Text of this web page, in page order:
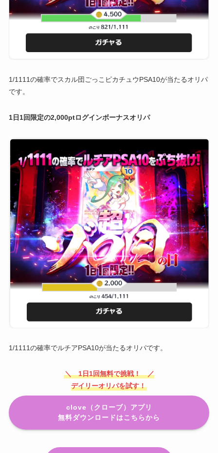
1/1111の確率でスカル団ごっこピカチュウPSA10が当たるオリパ
です。
1日1回限定の2,000ptログインボーナスオリパ
1/1111の確率でルチアPSA10が当たるオリパです。
＼ 1日1回無料で挑戦！ ／
デイリーオリパを試す！
clove（クローブ）アプリ
無料ダウンロードはこちらから